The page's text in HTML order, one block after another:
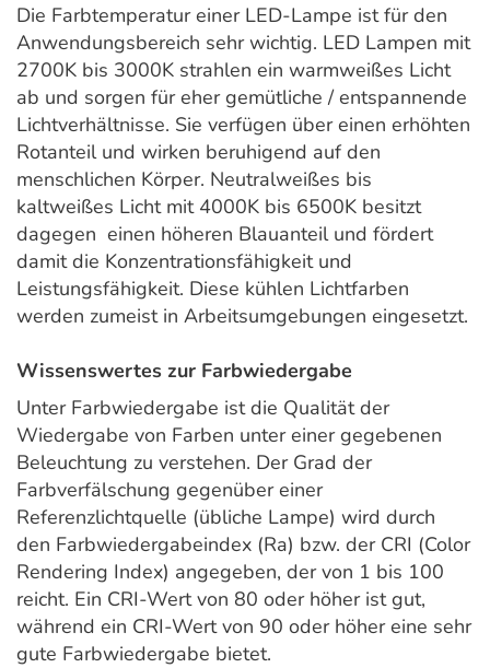
Die Farbtemperatur einer LED-Lampe ist für den
Anwendungsbereich sehr wichtig. LED Lampen mit
2700K bis 3000K strahlen ein warmweißes Licht
ab und sorgen für eher gemütliche / entspannende
Lichtverhältnisse. Sie verfügen über einen erhöhten
Rotanteil und wirken beruhigend auf den
menschlichen Körper. Neutralweißes bis
kaltweißes Licht mit 4000K bis 6500K besitzt
dagegen einen höheren Blauanteil und fördert
damit die Konzentrationsfähigkeit und
Leistungsfähigkeit. Diese kühlen Lichtfarben
werden zumeist in Arbeitsumgebungen eingesetzt.
Wissenswertes zur Farbwiedergabe
Unter Farbwiedergabe ist die Qualität der
Wiedergabe von Farben unter einer gegebenen
Beleuchtung zu verstehen. Der Grad der
Farbverfälschung gegenüber einer
Referenzlichtquelle (übliche Lampe) wird durch
den Farbwiedergabeindex (Ra) bzw. der CRI (Color
Rendering Index) angegeben, der von 1 bis 100
reicht. Ein CRI-Wert von 80 oder höher ist gut,
während ein CRI-Wert von 90 oder höher eine sehr
gute Farbwiedergabe bietet.